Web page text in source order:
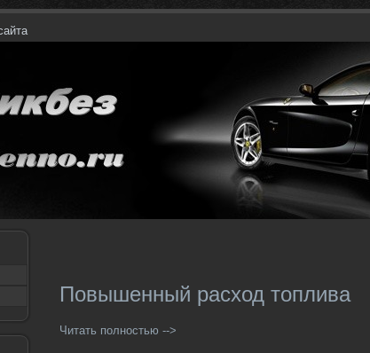
Повышенный расход топлива
Читать полностью -->